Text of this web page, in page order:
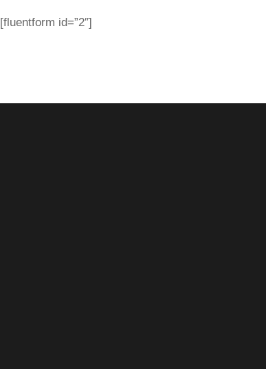
[fluentform id=”2″]